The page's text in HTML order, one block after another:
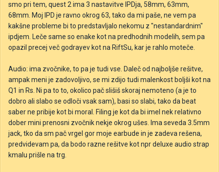
smo pri tem, quest 2 ima 3 nastavitve IPDja, 58mm, 63mm,
68mm. Moj IPD je ravno okrog 63, tako da mi paše, ne vem pa
kakšne probleme bi to predstavljalo nekomu z "nestandardnim"
ipdjem. Leče same so enake kot na predhodnih modelih, sem pa
opazil precej več godrayev kot na RiftSu, kar je rahlo moteče.
Audio: ima zvočnike, to pa je tudi vse. Daleč od najboljše rešitve,
ampak meni je zadovoljivo, se mi zdijo tudi malenkost boljši kot na
Q1 in Rs. Ni pa to to, okolico pač slišiš skoraj nemoteno (a je to
dobro ali slabo se odloči vsak sam), basi so slabi, tako da beat
saber ne pribije kot bi moral. Filing je kot da bi imel nek relativno
dober mini prenosni zvočnik nekje okrog ušes. Ima seveda 3.5mm
jack, tko da sm pač vrgel gor moje earbude in je zadeva rešena,
predvidevam pa, da bodo razne rešitve kot npr deluxe audio strap
kmalu prišle na trg.